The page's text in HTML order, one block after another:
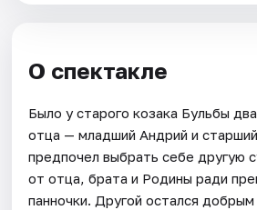
О спектакле
Было у старого козака Бульбы
отца — младший Андрий и
предпочел выбрать себе другую
от отца, брата и Родины ради
панночки. Другой остался